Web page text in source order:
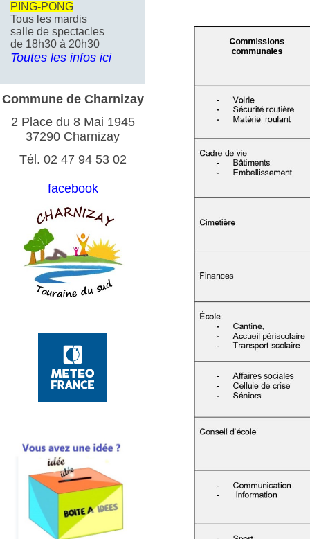
PING-PONG
Tous les mardis
salle de spectacles
de 18h30 à 20h30
Toutes les infos ici
Commune de Charnizay
2 Place du 8 Mai 1945
37290 Charnizay
Tél. 02 47 94 53 02
facebook